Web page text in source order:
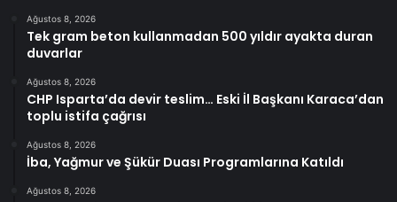
Ağustos 8, 2026
Tek gram beton kullanmadan 500 yıldır ayakta duran
duvarlar
Ağustos 8, 2026
CHP Isparta’da devir teslim… Eski İl Başkanı Karaca’dan
toplu istifa çağrısı
Ağustos 8, 2026
İba, Yağmur ve Şükür Duası Programlarına Katıldı
Ağustos 8, 2026